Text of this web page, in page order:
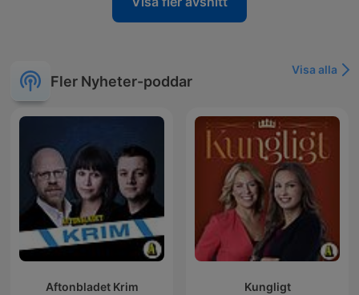
Fler Nyheter-poddar
Visa alla
Aftonbladet Krim Kungligt